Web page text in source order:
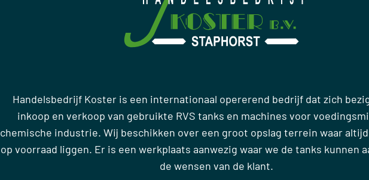
Handelsbedrijf Koster is een internationaal opererend bedrijf dat zich
inkoop en verkoop van gebruikte RVS tanks en machines voor
chemische industrie. Wij beschikken over een groot opslag terrein waar
op voorraad liggen. Er is een werkplaats aanwezig waar we de tanks kunnen
de wensen van de klant.